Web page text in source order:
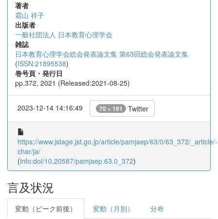
著者
霜山 祥子
出版者
一般社団法人 日本教育心理学会
雑誌
日本教育心理学会総会発表論文集 第63回総会発表論文集
(ISSN:21895538)
巻号頁・発行日
pp.372, 2021 (Released:2021-08-25)
2023-12-14 14:16:49 70 + 191 Twitter
https://www.jstage.jst.go.jp/article/pamjaep/63/0/63_372/_article/-
char/ja/
(info:doi/10.20587/pamjaep.63.0_372)
言及状況
変動（ピーク前後） 変動（月別） 分布